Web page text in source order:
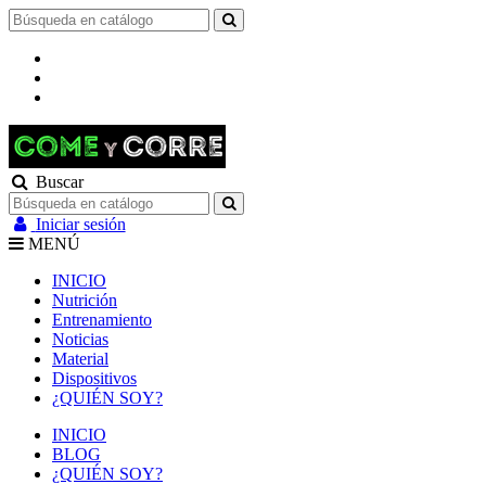
Buscar
Iniciar sesión
MENÚ
INICIO
Nutrición
Entrenamiento
Noticias
Material
Dispositivos
¿QUIÉN SOY?
INICIO
BLOG
¿QUIÉN SOY?